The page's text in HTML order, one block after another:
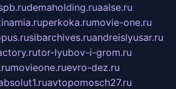
demaholding.ruaalse.ru
perkoka.rumovie-one.ru
sibarchives.ruandreislyusar.ru
tor-lyubov-i-grom.ru
movieone.ruevro-dez.ru
avtopomosch27.ru